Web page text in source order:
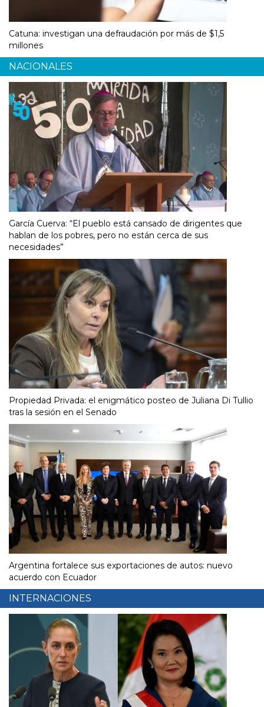
Catuna: investigan una defraudación por más de $1,5
millones
NACIONALES
García Cuerva: “El pueblo está cansado de dirigentes que
hablan de los pobres, pero no están cerca de sus
necesidades”
Propiedad Privada: el enigmático posteo de Juliana Di Tullio
tras la sesión en el Senado
Argentina fortalece sus exportaciones de autos: nuevo
acuerdo con Ecuador
INTERNACIONES